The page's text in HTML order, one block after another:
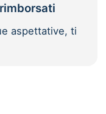
aspettative, ti